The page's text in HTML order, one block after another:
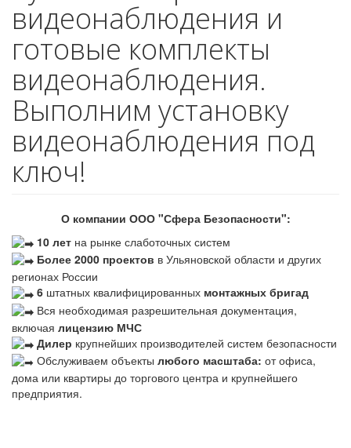
видеонаблюдения и
готовые комплекты
видеонаблюдения.
Выполним установку
видеонаблюдения под
ключ!
О компании ООО "Сфера Безопасности":
10 лет на рынке слаботочных систем
Более 2000 проектов в Ульяновской области и других
регионах России
6 штатных квалифицированных монтажных бригад
Вся необходимая разрешительная документация,
включая лицензию МЧС
Дилер крупнейших производителей систем безопасности
Обслуживаем объекты любого масштаба: от офиса,
дома или квартиры до торгового центра и крупнейшего
предприятия.